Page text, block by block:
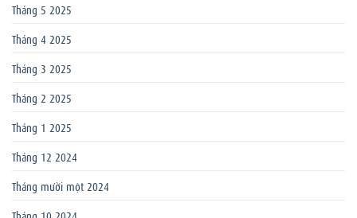
Tháng 5 2025
Tháng 4 2025
Tháng 3 2025
Tháng 2 2025
Tháng 1 2025
Tháng 12 2024
Tháng mười một 2024